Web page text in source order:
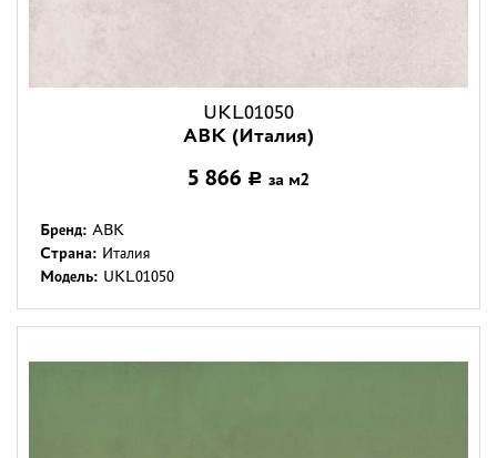
UKL01050
ABK (Италия)
5 866 Р за м2
Бренд: ABK
Страна: Италия
Модель: UKL01050